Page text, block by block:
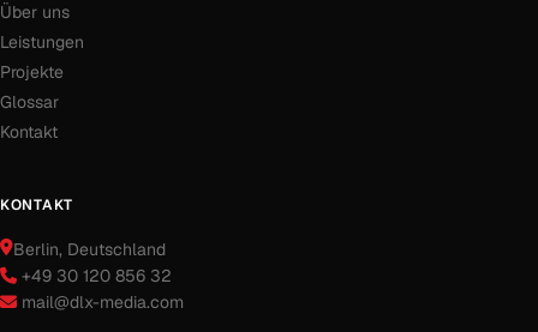
Über uns
Leistungen
Projekte
Glossar
Kontakt
KONTAKT
Berlin, Deutschland
+49 30 120 856 32
mail@dlx-media.com